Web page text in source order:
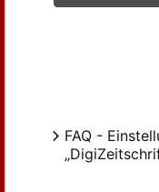
FAQ -